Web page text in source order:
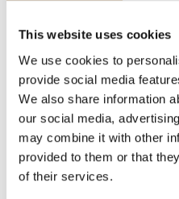
This website uses cookies
We use cookies to
provide social media
We also share information
our social media,
may combine it with other
provided to them or that
of their services.